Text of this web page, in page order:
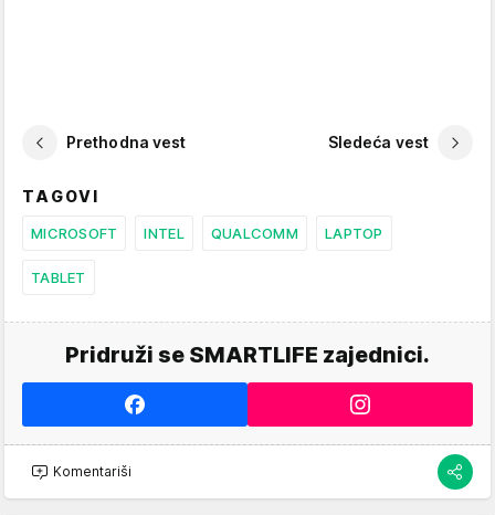
Prethodna vest Sledeća vest
TAGOVI
MICROSOFT INTEL QUALCOMM LAPTOP
TABLET
Pridruži se SMARTLIFE zajednici.
Komentariši